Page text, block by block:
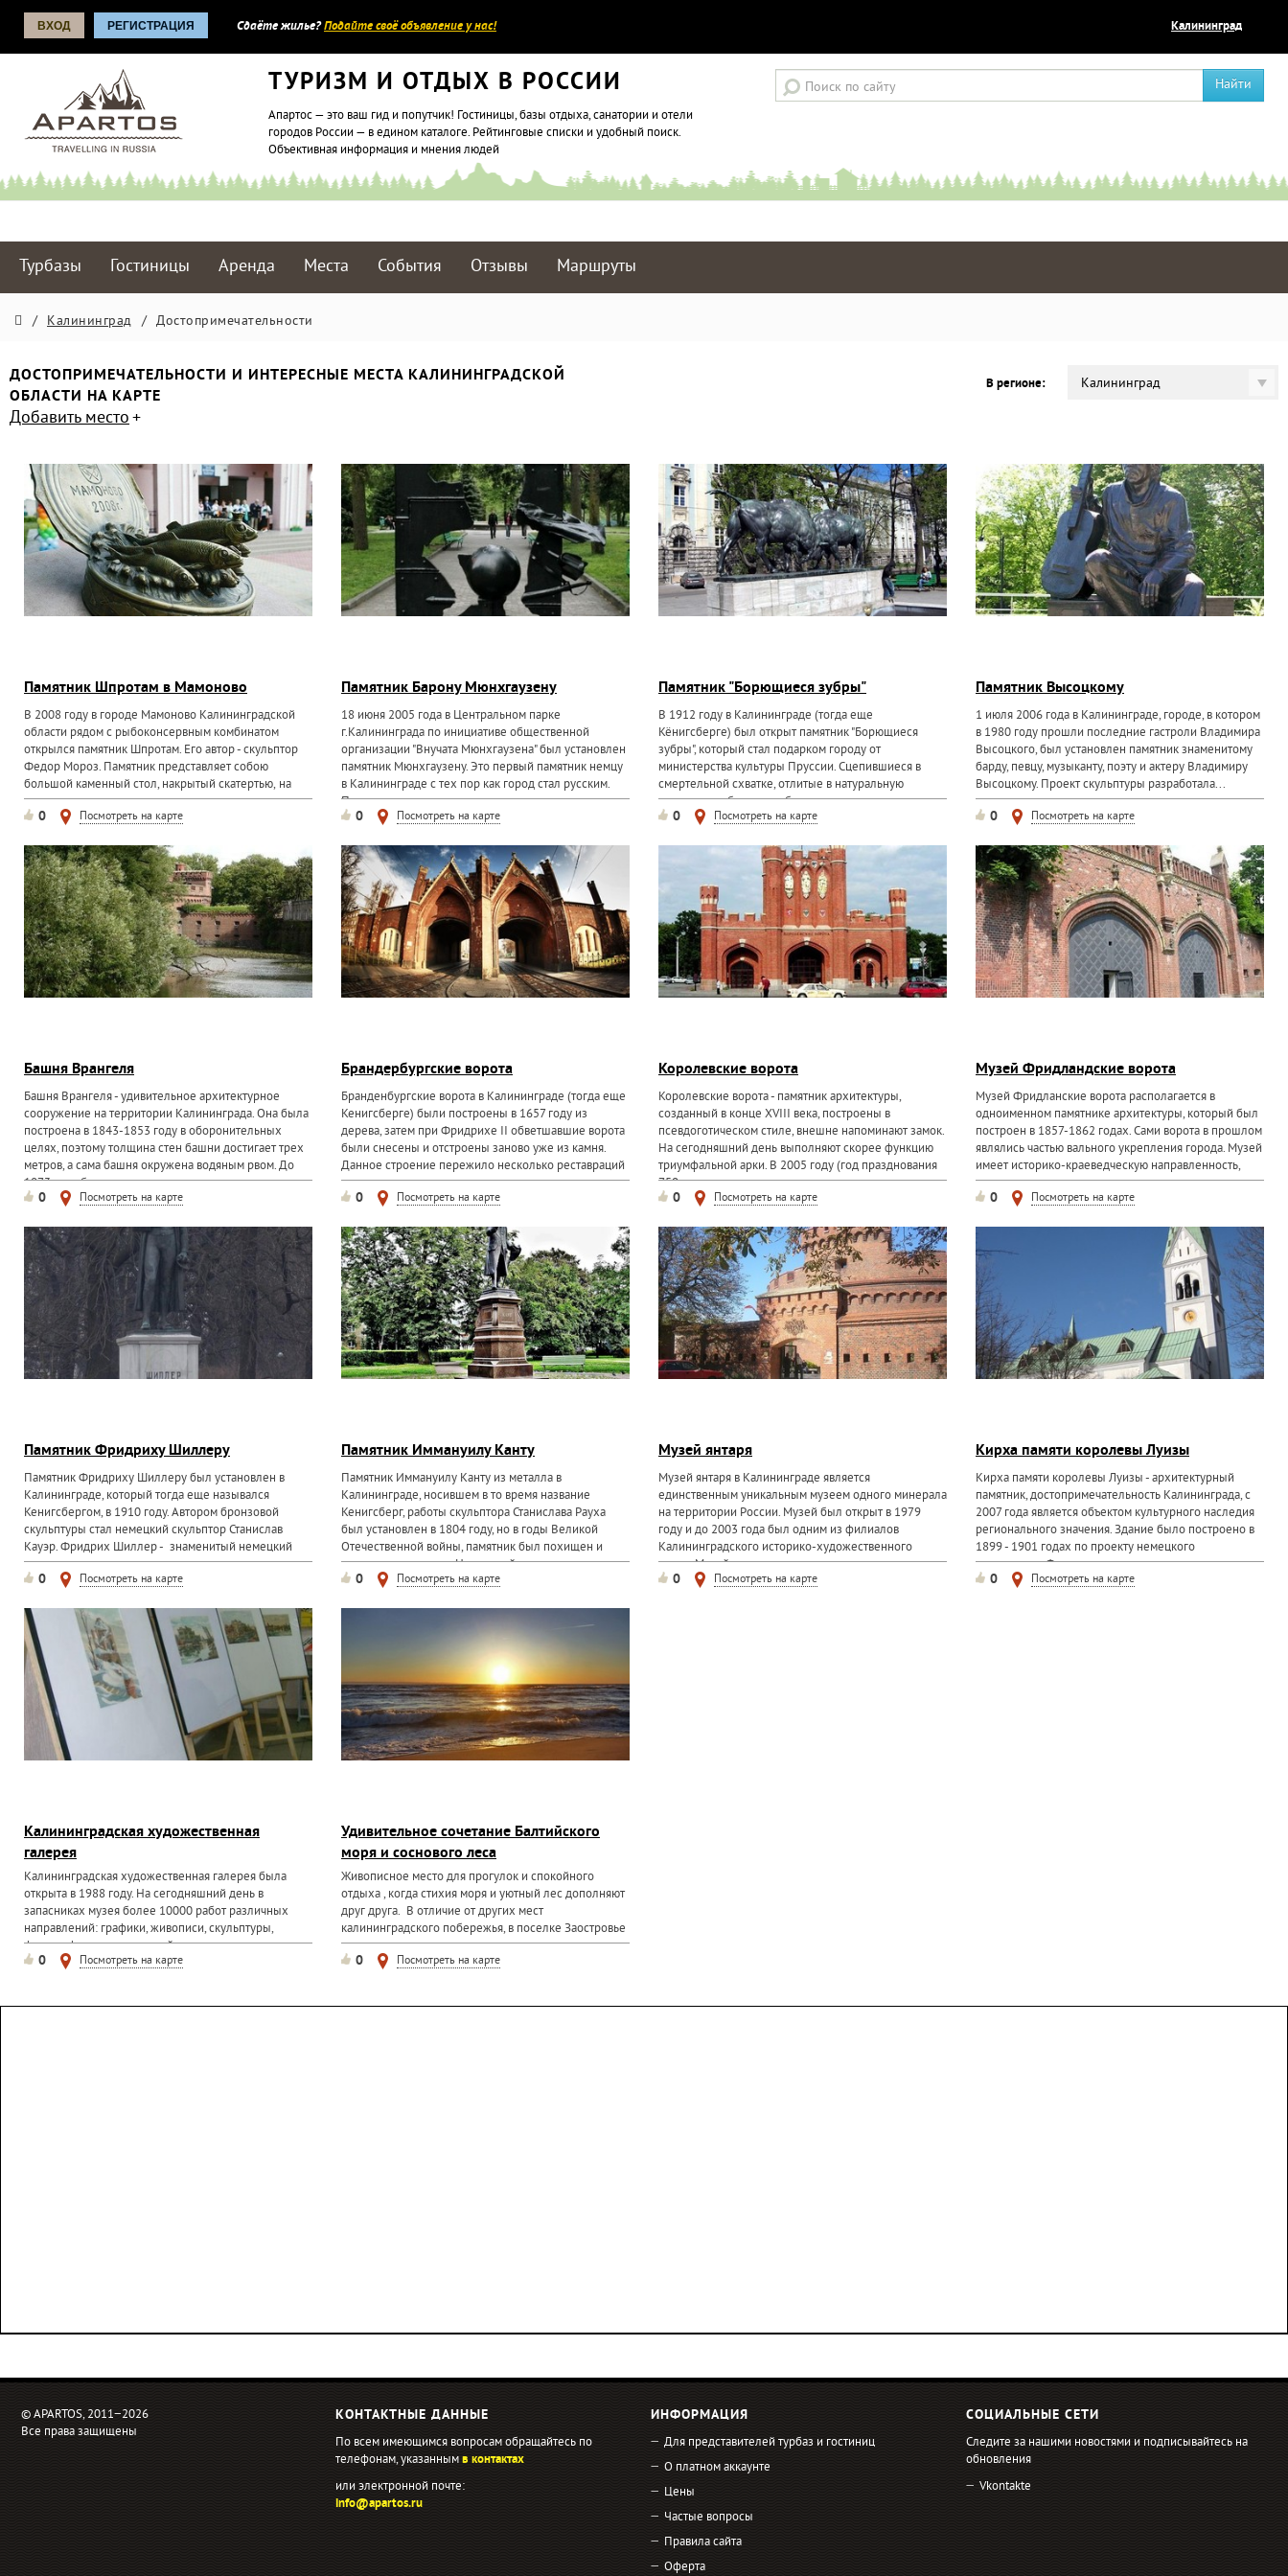
ВХОД РЕГИСТРАЦИЯ Сдаёте жилье?Подайте своё объявление у нас! Калининград
ТУРИЗМ И ОТДЫХ В РОССИИ
Апартос — это ваш гид и попутчик! Гостиницы, базы отдыха, санатории и отели
городов России — в едином каталоге. Рейтинговые списки и удобный поиск.
Объективная информация и мнения людей
Найти
Турбазы Гостиницы Аренда Места События Отзывы Маршруты
/ Калининград / Достопримечательности
ДОСТОПРИМЕЧАТЕЛЬНОСТИ И ИНТЕРЕСНЫЕ МЕСТА КАЛИНИНГРАДСКОЙ
ОБЛАСТИ НА КАРТЕ
Добавить место
В регионе: Калининград
Памятник Шпротам в Мамоново
В 2008 году в городе Мамоново Калининградской
области рядом с рыбоконсервным комбинатом
открылся памятник Шпротам. Его автор - скульптор
Федор Мороз. Памятник представляет собою
большой каменный стол, накрытый скатертью, на
котором стоит...
0 Посмотреть на карте
Памятник Барону Мюнхгаузену
18 июня 2005 года в Центральном парке
г.Калининграда по инициативе общественной
организации "Внучата Мюнхгаузена" был установлен
памятник Мюнхгаузену. Это первый памятник немцу
в Калининграде с тех пор как город стал русским.
Памятник...
0 Посмотреть на карте
Памятник "Борющиеся зубры"
В 1912 году в Калининграде (тогда еще
Кёнигсберге) был открыт памятник "Борющиеся
зубры", который стал подарком городу от
министерства культуры Пруссии. Сцепившиеся в
смертельной схватке, отлитые в натуральную
величину из бронзы, зубры установлены...
0 Посмотреть на карте
Памятник Высоцкому
1 июля 2006 года в Калининграде, городе, в котором
в 1980 году прошли последние гастроли Владимира
Высоцкого, был установлен памятник знаменитому
барду, певцу, музыканту, поэту и актеру Владимиру
Высоцкому. Проект скульптуры разработала...
0 Посмотреть на карте
Башня Врангеля
Башня Врангеля - удивительное архитектурное
сооружение на территории Калининграда. Она была
построена в 1843-1853 году в оборонительных
целях, поэтому толщина стен башни достигает трех
метров, а сама башня окружена водяным рвом. До
1873 года башня...
0 Посмотреть на карте
Брандербургские ворота
Бранденбургские ворота в Калининграде (тогда еще
Кенигсберге) были построены в 1657 году из
дерева, затем при Фридрихе II обветшавшие ворота
были снесены и отстроены заново уже из камня.
Данное строение пережило несколько реставраций
и на...
0 Посмотреть на карте
Королевские ворота
Королевские ворота - памятник архитектуры,
созданный в конце XVIII века, построены в
псевдоготическом стиле, внешне напоминают замок.
На сегодняшний день выполняют скорее функцию
триумфальной арки. В 2005 году (год празднования
750-летия...
0 Посмотреть на карте
Музей Фридландские ворота
Музей Фридланские ворота располагается в
одноименном памятнике архитектуры, который был
построен в 1857-1862 годах. Сами ворота в прошлом
являлись частью вального укрепления города. Музей
имеет историко-краеведческую направленность,
уникальность его
0 Посмотреть на карте
Памятник Фридриху Шиллеру
Памятник Фридриху Шиллеру был установлен в
Калининграде, который тогда еще назывался
Кенигсбергом, в 1910 году. Автором бронзовой
скульптуры стал немецкий скульптор Станислав
Кауэр. Фридрих Шиллер - знаменитый немецкий
писатель, драматург...
0 Посмотреть на карте
Памятник Иммануилу Канту
Памятник Иммануилу Канту из металла в
Калининграде, носившем в то время название
Кенигсберг, работы скульптора Станислава Рауха
был установлен в 1804 году, но в годы Великой
Отечественной войны, памятник был похищен и
сдан на металлолом. Нынешний...
0 Посмотреть на карте
Музей янтаря
Музей янтаря в Калининграде является
единственным уникальным музеем одного минерала
на территории России. Музей был открыт в 1979
году и до 2003 года был одним из филиалов
Калининградского историко-художественного
музея. Музей янтаря располагается в
0 Посмотреть на карте
Кирха памяти королевы Луизы
Кирха памяти королевы Луизы - архитектурный
памятник, достопримечательность Калининграда, с
2007 года является объектом культурного наследия
регионального значения. Здание было построено в
1899 - 1901 годах по проекту немецкого
архитектора Фридриха...
0 Посмотреть на карте
Калининградская художественная
галерея
Калининградская художественная галерея была
открыта в 1988 году. На сегодняшний день в
запасниках музея более 10000 работ различных
направлений: графики, живописи, скульптуры,
фотографии, произведений декоративно-
прикладного искусства, изделия из...
0 Посмотреть на карте
Удивительное сочетание Балтийского
моря и соснового леса
Живописное место для прогулок и спокойного
отдыха , когда стихия моря и уютный лес дополняют
друг друга. В отличие от других мест
калининградского побережья, в поселке Заостровье
вся территория леса защищена от проезда на
машине. Есть...
0 Посмотреть на карте
© APARTOS, 2011−2026
Все права защищены
КОНТАКТНЫЕ ДАННЫЕ
По всем имеющимся вопросам обращайтесь по
телефонам, указаннымв контактах
или электронной почте:
info@apartos.ru
ИНФОРМАЦИЯ
Для представителей турбаз и гостиниц
О платном аккаунте
Цены
Частые вопросы
Правила сайта
Оферта
СОЦИАЛЬНЫЕ СЕТИ
Следите за нашими новостями и подписывайтесь на
обновления
Vkontakte